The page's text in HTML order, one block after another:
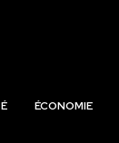
ÉCONOMIE